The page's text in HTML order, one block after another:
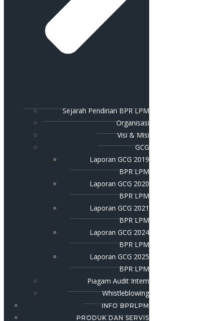
Sejarah Pendirian BPR LPM
Organisasi
Visi & Misi
GCG
Laporan GCG 2019
BPR LPM
Laporan GCG 2020
BPR LPM
Laporan GCG 2021
BPR LPM
Laporan GCG 2024
BPR LPM
Laporan GCG 2025
BPR LPM
Piagam Audit Intern
Whistleblowing
INFO BPRLPM
PRODUK DAN SERVIS